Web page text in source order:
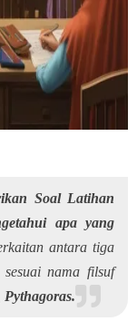
Soal Latihan
apa yang
antara tiga
nama filsuf
Pythagoras.